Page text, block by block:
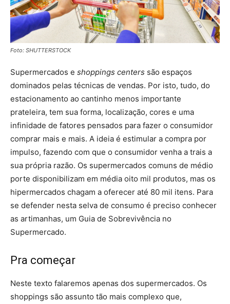
Foto: SHUTTERSTOCK
Supermercados e shoppings centers são espaços
dominados pelas técnicas de vendas. Por isto, tudo, do
estacionamento ao cantinho menos importante
prateleira, tem sua forma, localização, cores e uma
infinidade de fatores pensados para fazer o consumidor
comprar mais e mais. A ideia é estimular a compra por
impulso, fazendo com que o consumidor venha a trais a
sua própria razão. Os supermercados comuns de médio
porte disponibilizam em média oito mil produtos, mas os
hipermercados chagam a oferecer até 80 mil itens. Para
se defender nesta selva de consumo é preciso conhecer
as artimanhas, um Guia de Sobrevivência no
Supermercado.
Pra começar
Neste texto falaremos apenas dos supermercados. Os
shoppings são assunto tão mais complexo que,